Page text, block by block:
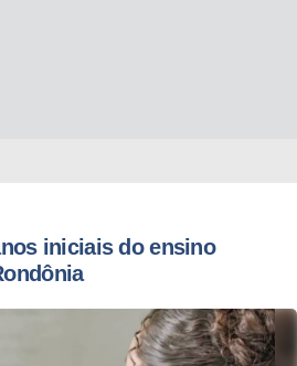
iniciais do ensino